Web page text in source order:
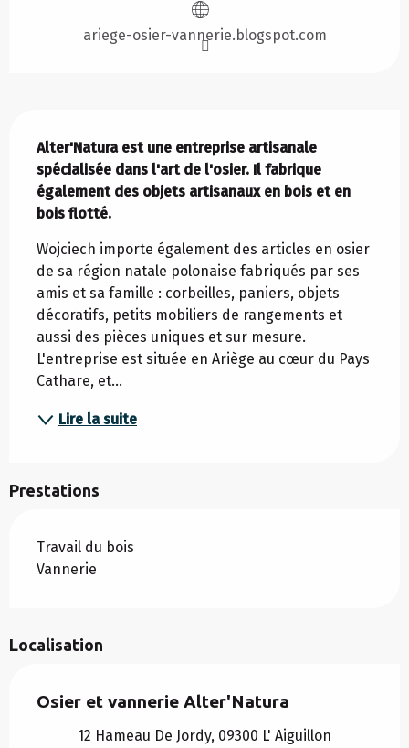
ariege-osier-vannerie.blogspot.com
Alter'Natura est une entreprise artisanale
spécialisée dans l'art de l'osier. Il fabrique
également des objets artisanaux en bois et en
bois flotté.
Wojciech importe également des articles en osier
de sa région natale polonaise fabriqués par ses
amis et sa famille : corbeilles, paniers, objets
décoratifs, petits mobiliers de rangements et
aussi des pièces uniques et sur mesure.
L'entreprise est située en Ariège au cœur du Pays
Cathare, et...
Lire la suite
Prestations
Travail du bois
Vannerie
Localisation
Osier et vannerie Alter'Natura
12 Hameau De Jordy, 09300 L' Aiguillon